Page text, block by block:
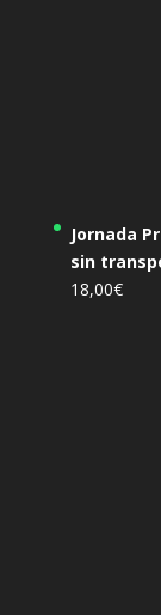
Jornada
sin
18,00€